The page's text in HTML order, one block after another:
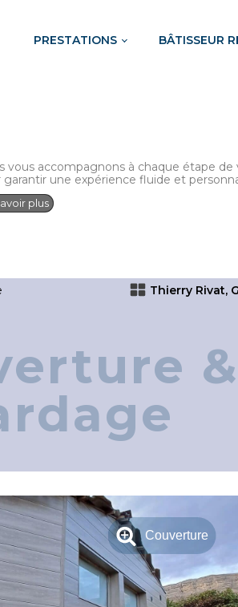
PRESTATIONS BÂTISSEUR
vous accompagnons à chaque étape
garantir une expérience fluide et
plus
Thierry Rivat,
&
Couverture